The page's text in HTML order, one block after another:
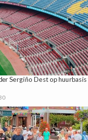
Sergiño Dest op huurbasis